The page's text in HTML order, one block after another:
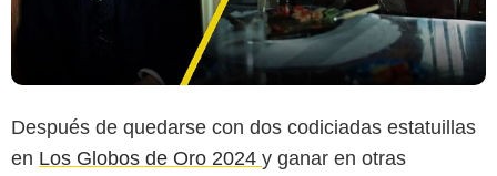
Después de quedarse con dos codiciadas estatuillas
en Los Globos de Oro 2024 y ganar en otras